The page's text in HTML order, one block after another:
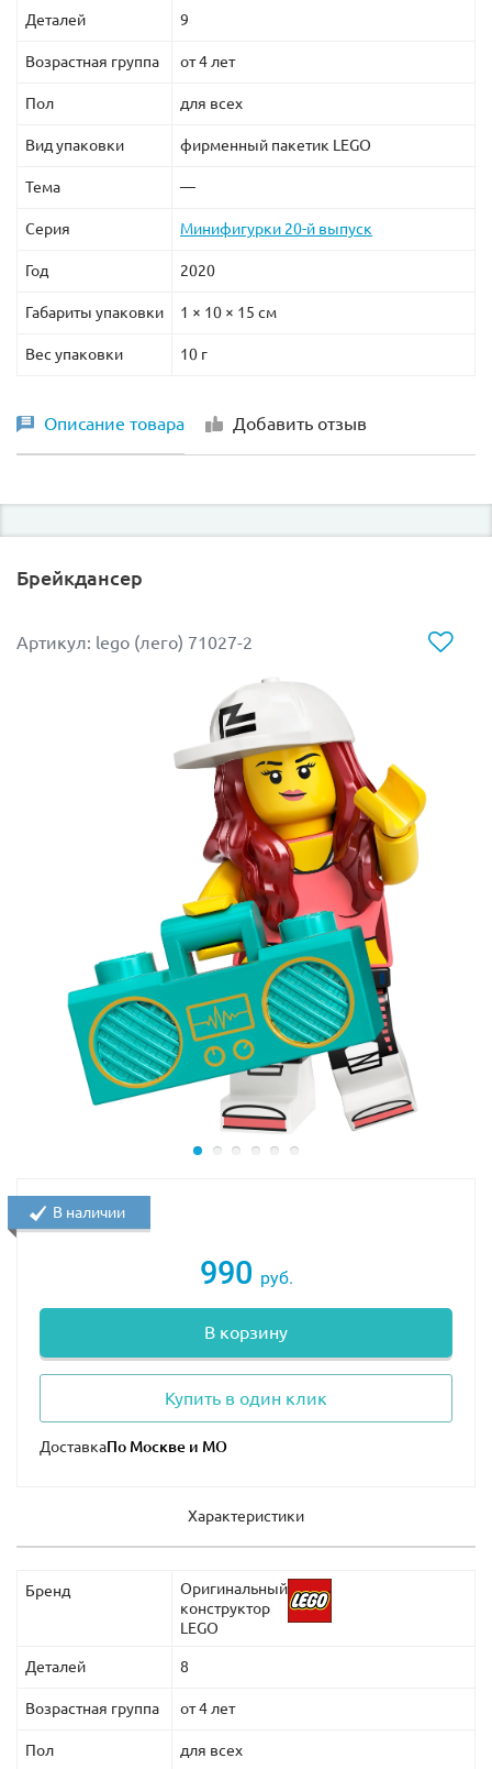
Деталей 9
Возрастная группа от 4 лет
Пол для всех
Вид упаковки фирменный пакетик LEGO
Тема —
Серия Минифигурки 20-й выпуск
Год 2020
Габариты упаковки 1 × 10 × 15 см
Вес упаковки 10 г
Описание товара Добавить отзыв
Брейкдансер
Артикул: lego (лего) 71027-2
990 руб.
В корзину
Купить в один клик
Доставка
В наличии
Характеристики
Бренд
Оригинальный
конструктор
LEGO
Деталей 8
Возрастная группа от 4 лет
Пол для всех